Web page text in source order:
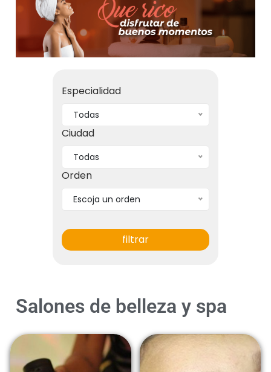
Especialidad
Todas
Ciudad
Todas
Orden
Escoja un orden
Salones de belleza y spa